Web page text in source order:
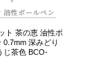
ト 茶の恵 油性ボ
0.7mm 深みどり
じ茶色 BCO-